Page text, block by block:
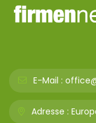
E-Mail :
Adresse :